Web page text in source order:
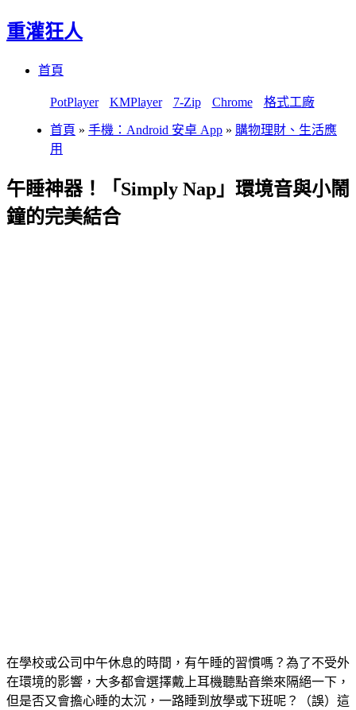
重灌狂人
首頁
PotPlayer KMPlayer 7-Zip Chrome 格式工廠
首頁 » 手機：Android 安卓 App » 購物理財、生活應
用
午睡神器！「Simply Nap」環境音與小鬧
鐘的完美結合
在學校或公司中午休息的時間，有午睡的習慣嗎？為了不受外
在環境的影響，大多都會選擇戴上耳機聽點音樂來隔絕一下，
但是否又會擔心睡的太沉，一路睡到放學或下班呢？（誤）這